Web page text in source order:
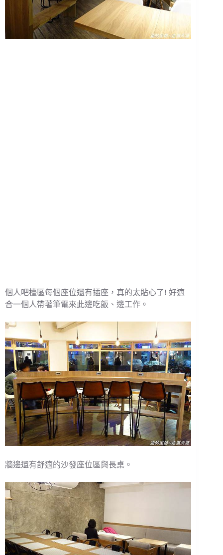
個人吧檯區每個座位還有插座，真的太貼心了! 好適
合一個人帶著筆電來此邊吃飯、邊工作。
牆邊還有舒適的沙發座位區與長桌。